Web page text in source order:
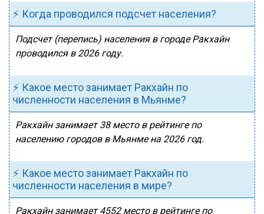
⚡ Когда проводился подсчет населения?
Подсчет (перепись) населения в городе Ракхайн
проводился в 2026 году.
⚡ Какое место занимает Ракхайн по
численности населения в Мьянме?
Ракхайн занимает 38 место в рейтинге по
населению городов в Мьянме на 2026 год.
⚡ Какое место занимает Ракхайн по
численности населения в мире?
Ракхайн занимает 4552 место в рейтинге по